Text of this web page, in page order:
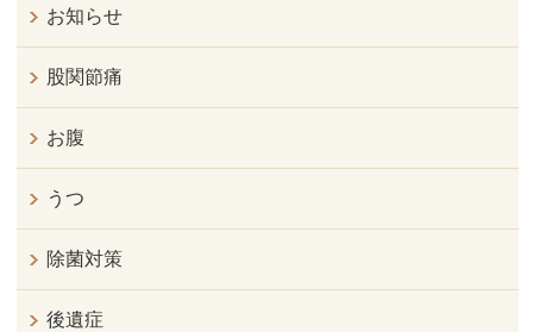
お知らせ
股関節痛
お腹
うつ
除菌対策
後遺症